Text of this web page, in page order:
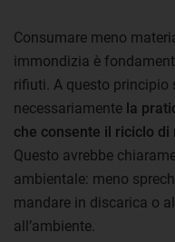
Consumare meno
immondizia è
rifiuti. A questo principio
necessariamente la
che consente il riciclo
Questo avrebbe
ambientale: meno
mandare in discarica o
all’ambiente.